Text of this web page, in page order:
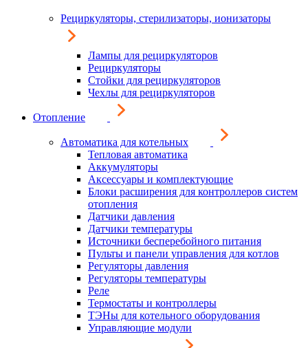
Рециркуляторы, стерилизаторы, ионизаторы
Лампы для рециркуляторов
Рециркуляторы
Стойки для рециркуляторов
Чехлы для рециркуляторов
Отопление
Автоматика для котельных
Тепловая автоматика
Аккумуляторы
Аксессуары и комплектующие
Блоки расширения для контроллеров систем
отопления
Датчики давления
Датчики температуры
Источники бесперебойного питания
Пульты и панели управления для котлов
Регуляторы давления
Регуляторы температуры
Реле
Термостаты и контроллеры
ТЭНы для котельного оборудования
Управляющие модули